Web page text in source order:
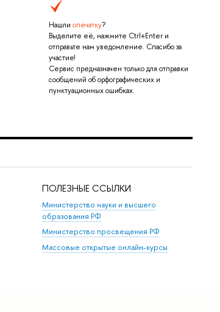
Нашли опечатку?
Выделите её, нажмите Ctrl+Enter и
отправьте нам уведомление. Спасибо за
участие!
Сервис предназначен только для отправки
сообщений об орфографических и
пунктуационных ошибках.
ПОЛЕЗНЫЕ ССЫЛКИ
Министерство науки и высшего
образования РФ
Министерство просвещения РФ
Массовые открытые онлайн-курсы